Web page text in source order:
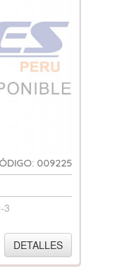
009225
3
DETALLES